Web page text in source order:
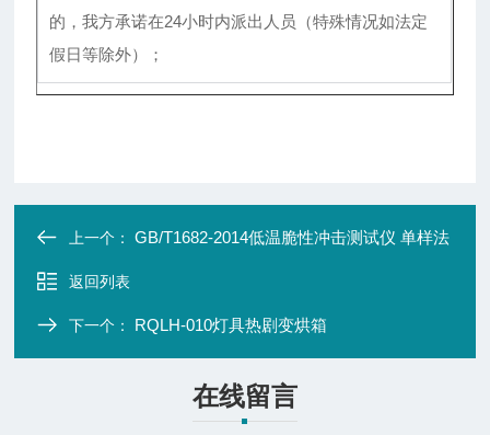
的，我方承诺在24小时内派出人员（特殊情况如法定
假日等除外）；
上一个：GB/T1682-2014低温脆性冲击测试仪 单样法
返回列表
下一个： RQLH-010灯具热剧变烘箱
在线留言